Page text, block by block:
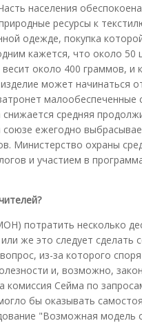
населения
ресурсы к
одежде, покупка
кажется, что около 50
около 400 граммов, и
может начинаться
малообеспеченные
средняя
ежегодно
Министерство охраны
и участием в
потратить несколько
же это следует сделать
из-за которого
и, возможно,
комиссия Сейма по
бы оказывать
"Возможная модель